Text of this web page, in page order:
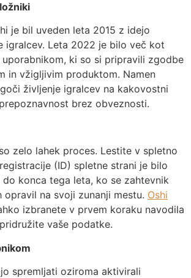
je bil uveden leta 2015 z idejo
igralcev. Leta 2022 je bilo več kot
ki so si pripravili zgodbe
in vžigljivim produktom. Namen
življenje igralcev na kakovostni
brez obveznosti.
zelo lahek proces. Lestite v spletno
(ID) spletne strani je bilo
konca tega leta, ko se zahtevnik
opravil na svoji zunanji mestu. Oshi
izbranete v prvem koraku navodila
vaše podatke.
spremljati oziroma aktivirali